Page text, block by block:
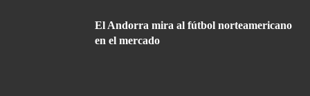
El Andorra mira al fútbol norteamericano
en el mercado